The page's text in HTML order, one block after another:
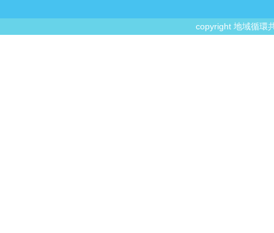
copyright 地域循環